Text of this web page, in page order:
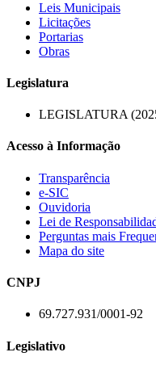
Leis Municipais
Licitações
Portarias
Obras
Legislatura
LEGISLATURA
Acesso à Informação
Transparência
e-SIC
Ouvidoria
Lei de
Perguntas mais
Mapa do site
CNPJ
69.727.931/0001-92
Legislativo